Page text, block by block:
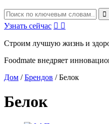
Узнать сейчас  
Строим лучшую жизнь и
Foodmate внедряет
Дом /Брендов /Белок
Белок